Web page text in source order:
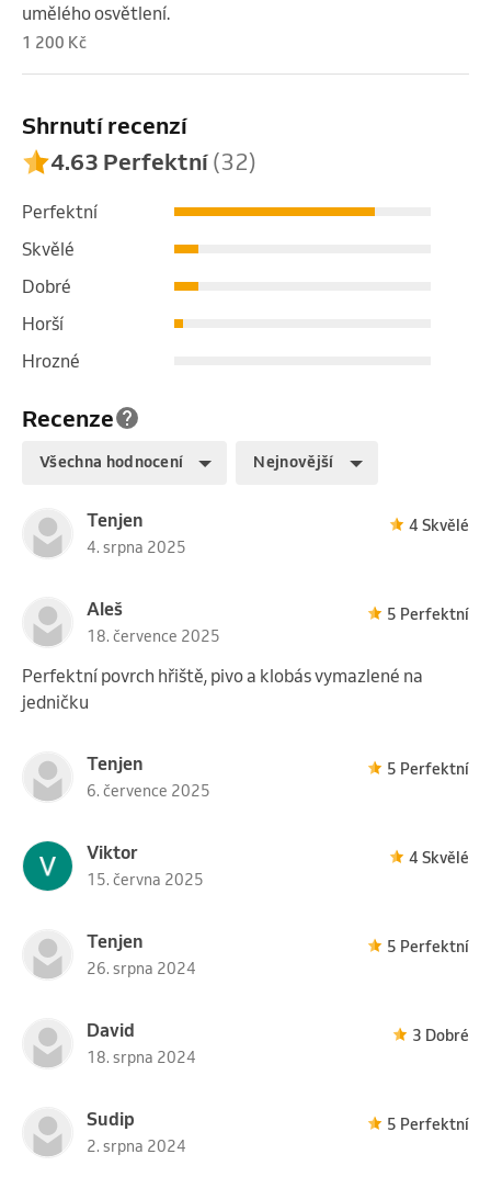
umělého osvětlení.
1 200 Kč
Recenze
Všechna hodnocení Nejnovější
Tenjen
4. srpna 2025
4 Skvělé
Aleš
18. července 2025
5 Perfektní
Perfektní povrch hřiště, pivo a klobás vymazlené na
jedničku
Tenjen
6. července 2025
5 Perfektní
Viktor
15. června 2025
4 Skvělé
Tenjen
26. srpna 2024
5 Perfektní
David
18. srpna 2024
3 Dobré
Sudip
2. srpna 2024
5 Perfektní
Shrnutí recenzí
4.63 Perfektní(32)
Perfektní
Skvělé
Dobré
Horší
Hrozné